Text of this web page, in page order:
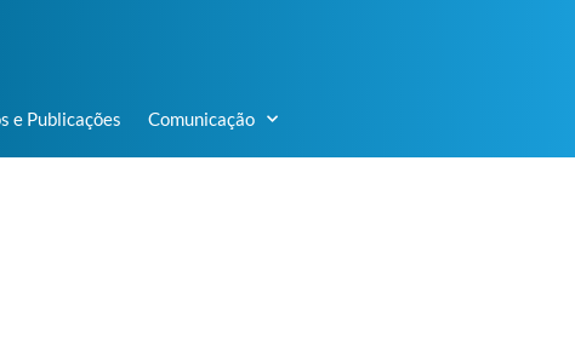
e Publicações Comunicação